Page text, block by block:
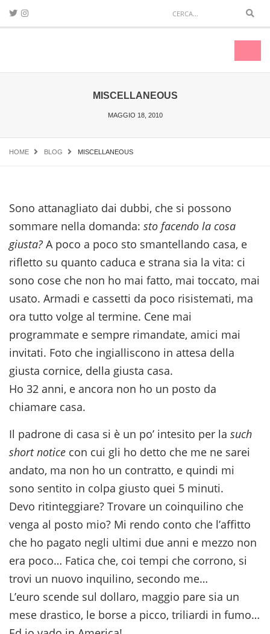
MISCELLANEOUS
MAGGIO 18, 2010
HOME BLOG MISCELLANEOUS
Sono attanagliato dai dubbi, che si possono
sommare nella domanda: sto facendo la cosa
giusta? A poco a poco sto smantellando casa, e
rifletto su quanto caduca e strana sia la vita: ci
sono cose che non ho mai fatto, mai toccato, mai
usato. Armadi e cassetti da poco risistemati, ma
ora tutto volge al termine. Cene mai
programmate e sempre rimandate, amici mai
invitati. Foto che ingialliscono in attesa della
giusta cornice, della giusta casa.
Ho 32 anni, e ancora non ho un posto da
chiamare casa.
Il padrone di casa si è un po’ intesito per la such
short notice con cui gli ho detto che me ne sarei
andato, ma non ho un contratto, e quindi mi
sono sentito in colpa giusto quei 5 minuti.
Devo ritinteggiare? Trovare un coinquilino che
venga al posto mio? Mi rendo conto che l’affitto
che ho pagato negli ultimi due anni e mezzo non
era poco… Fatica che, coi tempi che corrono, si
trovi un nuovo inquilino, secondo me…
L’euro scende sul dollaro, maggio pare sia un
mese drastico, le borse a picco, triliardi in fumo…